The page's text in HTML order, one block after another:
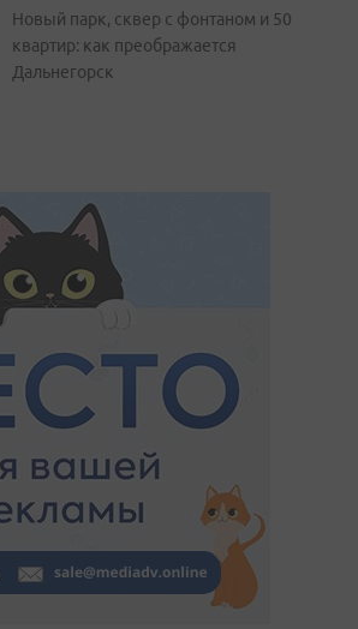
Новый парк, сквер с фонтаном и 50
квартир: как преображается
Дальнегорск